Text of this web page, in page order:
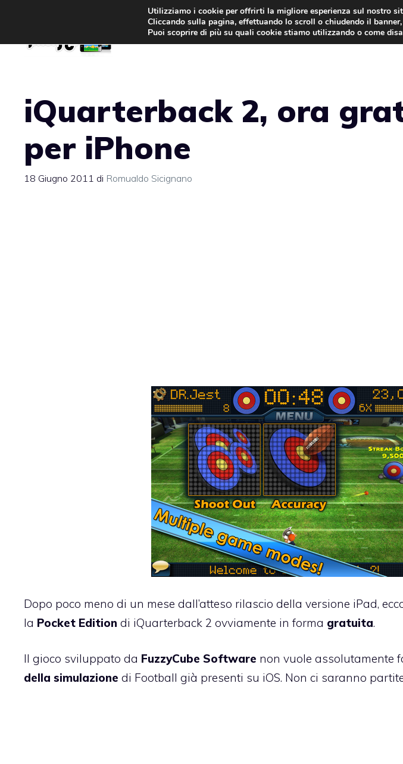
contenuto
iQuarterback 2, ora
per iPhone
18 Giugno 2011 di Romualdo Sicignano
Dopo poco meno di un mese dall’atteso rilascio della versione iPad,
la Pocket Edition di iQuarterback 2 ovviamente in forma gratuita.
Il gioco sviluppato da FuzzyCube Software non vuole assolutamente
della simulazione di Football già presenti su iOS. Non ci saranno
Utilizziamo i cookie per offrirti la migliore esperienza sul nostro
Cliccando sulla pagina, effettuando lo scroll o chiudendo il
Puoi scoprire di più su quali cookie stiamo utilizzando o come